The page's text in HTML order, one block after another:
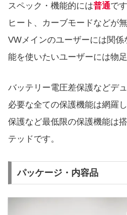
スペック・機能的には普通で
ヒート、カーブモードなどが
VWメインのユーザーには関
能を使いたいユーザーには物足
バッテリー電圧差保護などデ
必要な全ての保護機能は網羅
保護など最低限の保護機能は
テッドです。
パッケージ・内容品